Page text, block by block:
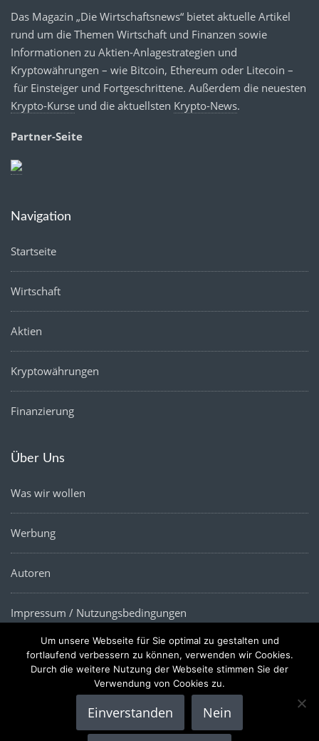
Das Magazin „Die Wirtschaftsnews“ bietet aktuelle Artikel
rund um die Themen Wirtschaft und Finanzen sowie
Informationen zu Aktien-Anlagestrategien und
Kryptowährungen – wie Bitcoin, Ethereum oder Litecoin –
für Einsteiger und Fortgeschrittene. Außerdem die neuesten
Krypto-Kurse und die aktuellsten Krypto-News.
Partner-Seite
Navigation
Startseite
Wirtschaft
Aktien
Kryptowährungen
Finanzierung
Über Uns
Was wir wollen
Werbung
Autoren
Impressum / Nutzungsbedingungen
Datenschutz
Copyright © 2022 |Die Wirtschaftsnews- Alle Rechte
Um unsere Webseite für Sie optimal zu gestalten und
fortlaufend verbessern zu können, verwenden wir Cookies.
Durch die weitere Nutzung der Webseite stimmen Sie der
Verwendung von Cookies zu.
Einverstanden Nein